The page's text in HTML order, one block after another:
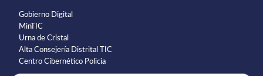
Gobierno Digital
MinTIC
Urna de Cristal
Alta Consejería Distrital TIC
Centro Cibernético Policia